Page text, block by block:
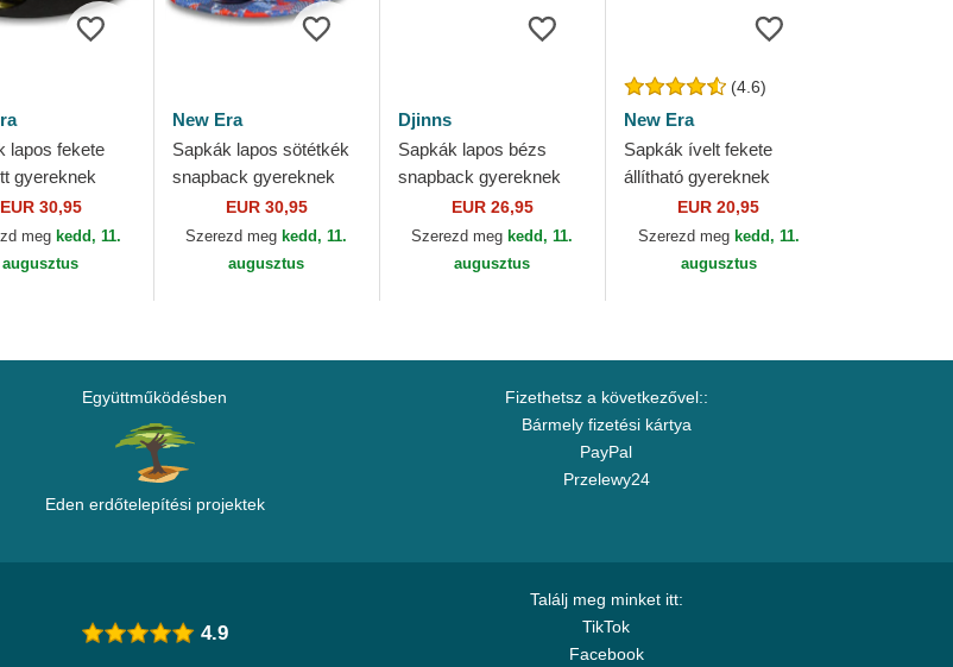
lapos fekete
gyereknek
My First New
MLB
EUR 30,95
meg kedd, 11.
augusztus
New Era
Sapkák lapos sötétkék
snapback gyereknek
9FIFTY Superman DC
Comics New Era
EUR 30,95
Szerezd meg kedd, 11.
augusztus
Djinns
Sapkák lapos bézs
snapback gyereknek
Lucky Cat Linen Djinns
EUR 26,95
Szerezd meg kedd, 11.
augusztus
(4.6)
New Era
Sapkák ívelt fekete
állítható gyereknek
9FORTY League
Essential New York
Yankees MLB New Era
EUR 20,95
Szerezd meg kedd, 11.
augusztus
Együttműködésben
Eden erdőtelepítési projektek
Fizethetsz a következővel::
Bármely fizetési kártya
PayPal
Przelewy24
Találj meg minket itt:
TikTok
Facebook
4.9